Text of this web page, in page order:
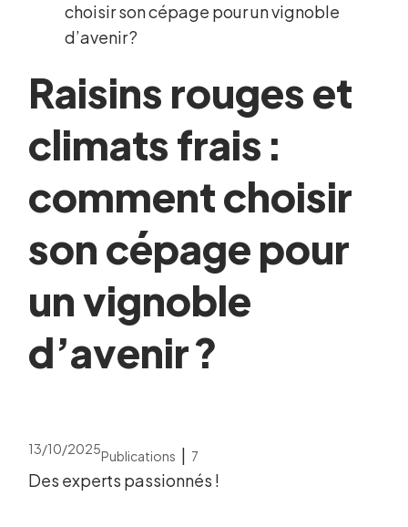
choisir son cépage pour un vignoble
d’avenir ?
Raisins rouges et
climats frais :
comment choisir
son cépage pour
un vignoble
d’avenir ?
13/10/2025Publications | 7
Des experts passionnés !